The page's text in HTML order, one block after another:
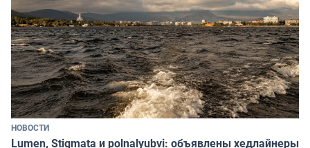
НОВОСТИ
Lumen, Stigmata и polnalyubvi: объявлены хедлайнеры